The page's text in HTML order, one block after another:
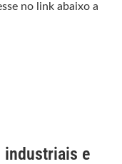
no link abaixo a
industriais e